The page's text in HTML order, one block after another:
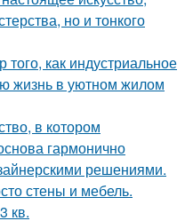
но и тонкого
как индустриальное
жизнь в уютном жилом
в котором
гармонично
решениями.
стены и мебель.
кв.